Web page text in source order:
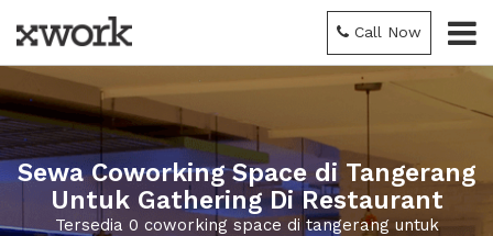
Call Now
Sewa Coworking Space di Tangerang
Untuk Gathering Di Restaurant
Tersedia 0 coworking space di tangerang untuk